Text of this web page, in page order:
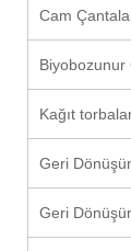
Cam
Biyobozunur
Kağıt
Geri
Geri